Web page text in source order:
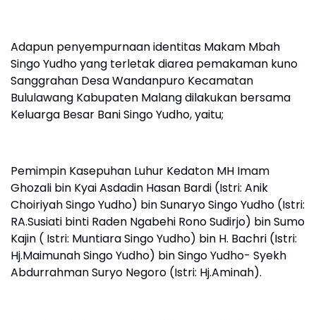
Adapun penyempurnaan identitas Makam Mbah
Singo Yudho yang terletak diarea pemakaman kuno
Sanggrahan Desa Wandanpuro Kecamatan
Bululawang Kabupaten Malang dilakukan bersama
Keluarga Besar Bani Singo Yudho, yaitu;
Pemimpin Kasepuhan Luhur Kedaton MH Imam
Ghozali bin Kyai Asdadin Hasan Bardi (Istri: Anik
Choiriyah Singo Yudho) bin Sunaryo Singo Yudho (Istri:
RA.Susiati binti Raden Ngabehi Rono Sudirjo) bin Sumo
Kajin ( Istri: Muntiara Singo Yudho) bin H. Bachri (Istri:
Hj.Maimunah Singo Yudho) bin Singo Yudho- Syekh
Abdurrahman Suryo Negoro (Istri: Hj.Aminah).